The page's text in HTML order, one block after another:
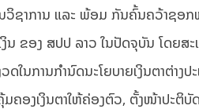
ຊາການ ແລະ ພ້ອມ ກັນຄົ້ນຄວ້າຊອກ
ນ ຂອງ ສປປ ລາວ ໃນປັດຈຸບັນ ໂດຍສ
ດໃນການກໍານົດນະໂຍບາຍເງິນຕາຕ່າ
ອງເງິນຕາໃຫ້ຄ່ອງຕົວ, ຕັ້ງໜ້າປະຕິບັດ